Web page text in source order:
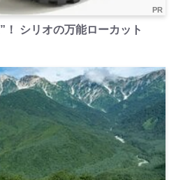
PR
！ シリオの万能ローカット